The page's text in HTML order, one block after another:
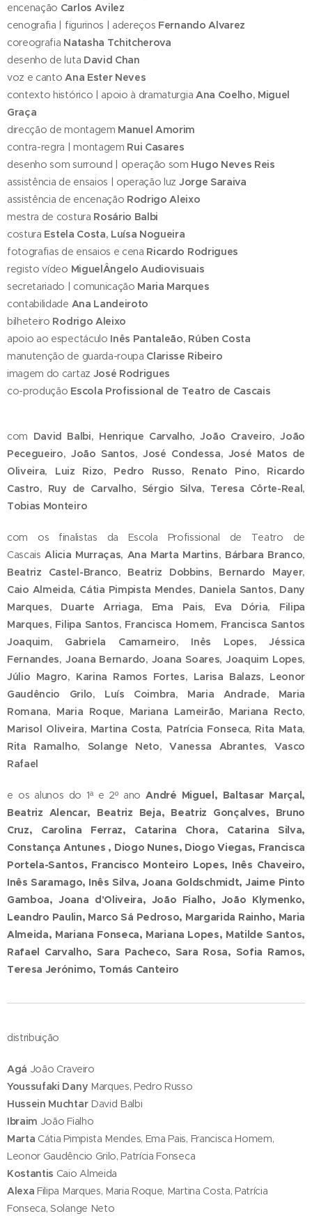
encenação Carlos Avilez
cenografia | figurinos | adereços Fernando Alvarez
coreografia Natasha Tchitcherova
desenho de luta David Chan
voz e canto Ana Ester Neves
contexto histórico | apoio à dramaturgia Ana Coelho, Miguel
Graça
direcção de montagem Manuel Amorim
contra-regra | montagem Rui Casares
desenho som surround | operação som Hugo Neves Reis
assistência de ensaios | operação luz Jorge Saraiva
assistência de encenação Rodrigo Aleixo
mestra de costura Rosário Balbi
costura Estela Costa, Luísa Nogueira
fotografias de ensaios e cena Ricardo Rodrigues
registo vídeo MiguelÂngelo Audiovisuais
secretariado | comunicação Maria Marques
contabilidade Ana Landeiroto
bilheteiro Rodrigo Aleixo
apoio ao espectáculo Inês Pantaleão, Rúben Costa
manutenção de guarda-roupa Clarisse Ribeiro
imagem do cartaz José Rodrigues
co-produção Escola Profissional de Teatro de Cascais
com David Balbi, Henrique Carvalho, João Craveiro, João
Pecegueiro, João Santos, José Condessa, José Matos de
Oliveira, Luiz Rizo, Pedro Russo, Renato Pino, Ricardo
Castro, Ruy de Carvalho, Sérgio Silva, Teresa Côrte-Real,
Tobias Monteiro
com os finalistas da Escola Profissional de Teatro de
CascaisAlicia Murraças, Ana Marta Martins, Bárbara Branco,
Beatriz Castel-Branco, Beatriz Dobbins, Bernardo Mayer,
Caio Almeida, Cátia Pimpista Mendes, Daniela Santos, Dany
Marques, Duarte Arriaga, Ema Pais, Eva Dória, Filipa
Marques, Filipa Santos, Francisca Homem, Francisca Santos
Joaquim, Gabriela Camarneiro, Inês Lopes, Jéssica
Fernandes, Joana Bernardo, Joana Soares, Joaquim Lopes,
Júlio Magro, Karina Ramos Fortes, Larisa Balazs, Leonor
Gaudêncio Grilo, Luís Coimbra, Maria Andrade, Maria
Romana, Maria Roque, Mariana Lameirão, Mariana Recto,
Marisol Oliveira, Martina Costa, Patrícia Fonseca, Rita Mata,
Rita Ramalho, Solange Neto, Vanessa Abrantes, Vasco
Rafael
e os alunos do 1ª e 2º anoAndré Miguel, Baltasar Marçal,
Beatriz Alencar, Beatriz Beja, Beatriz Gonçalves, Bruno
Cruz, Carolina Ferraz, Catarina Chora, Catarina Silva,
Constança Antunes , Diogo Nunes, Diogo Viegas, Francisca
Portela-Santos, Francisco Monteiro Lopes, Inês Chaveiro,
Inês Saramago, Inês Silva, Joana Goldschmidt, Jaime Pinto
Gamboa, Joana d'Oliveira, João Fialho, João Klymenko,
Leandro Paulin, Marco Sá Pedroso, Margarida Rainho, Maria
Almeida, Mariana Fonseca, Mariana Lopes, Matilde Santos,
Rafael Carvalho, Sara Pacheco, Sara Rosa, Sofia Ramos,
Teresa Jerónimo, Tomás Canteiro
distribuição
Agá João Craveiro
Youssufaki Dany Marques, Pedro Russo
Hussein Muchtar David Balbi
Ibraim João Fialho
Marta Cátia Pimpista Mendes, Ema Pais, Francisca Homem,
Leonor Gaudêncio Grilo, Patrícia Fonseca
Kostantis Caio Almeida
Alexa Filipa Marques, Maria Roque, Martina Costa, Patrícia
Fonseca, Solange Neto